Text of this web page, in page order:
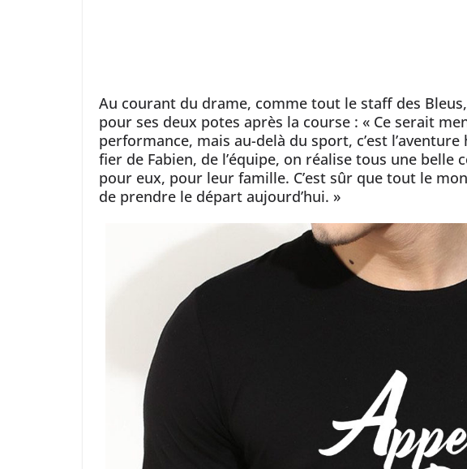
Au courant du drame, comme tout le staff des
pour ses deux potes après la course : « Ce serait
performance, mais au-delà du sport, c’est
fier de Fabien, de l’équipe, on réalise tous une
pour eux, pour leur famille. C’est sûr que tout le
de prendre le départ aujourd’hui. »